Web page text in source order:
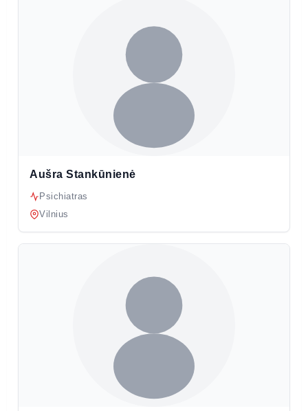
Aušra Stankūnienė
Psichiatras
Vilnius